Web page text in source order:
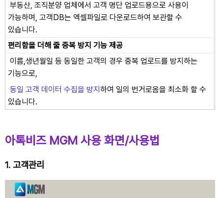
부동산, 조직분양 업체에서 고객 명단 업로드용으로 사용이
가능하며, 고객DB는 엑셀파일로 다운로드하여 보관할 수
있습니다.
편리함을 더해 줄 중복 방지 기능 제공
이름,생년월일 등 동일한 고객의 경우 중복 업로드를 방지하는
기능으로,
동일 고객 데이터 수집을 방지 하여 일의 번거로옴을 최소화 할 수
있습니다.
아톡비즈 MGM 사용 화면/사용법
1. 고객관리